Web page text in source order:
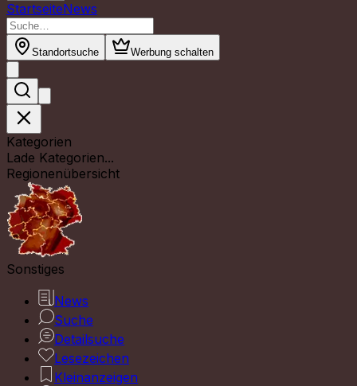
StartseiteNews
Standortsuche Werbung schalten
Kategorien
Lade Kategorien...
Regionenübersicht
Sonstiges
News
Suche
Detailsuche
Lesezeichen
Kleinanzeigen